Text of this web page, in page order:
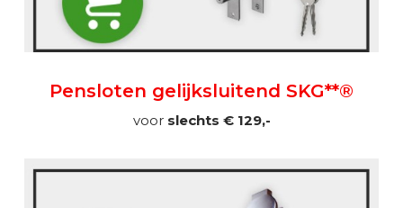
Pensloten gelijksluitend SKG**®
voor slechts € 129,-